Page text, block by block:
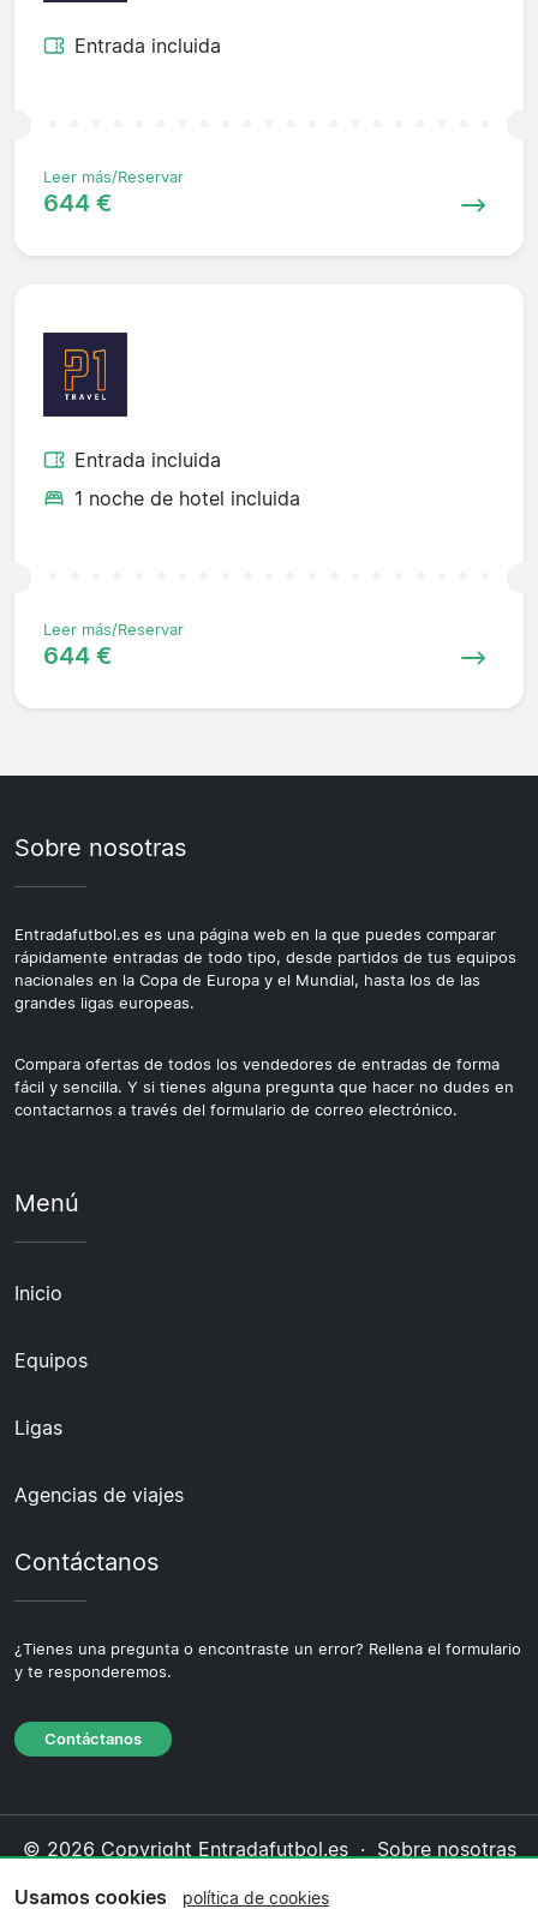
Entrada incluida
Leer más/Reservar
644 €
Entrada incluida
1 noche de hotel incluida
Leer más/Reservar
644 €
Sobre nosotras
Entradafutbol.es es una página web en la que puedes comparar
rápidamente entradas de todo tipo, desde partidos de tus equipos
nacionales en la Copa de Europa y el Mundial, hasta los de las
grandes ligas europeas.
Compara ofertas de todos los vendedores de entradas de forma
fácil y sencilla. Y si tienes alguna pregunta que hacer no dudes en
contactarnos a través del formulario de correo electrónico.
Menú
Inicio
Equipos
Ligas
Agencias de viajes
Contáctanos
¿Tienes una pregunta o encontraste un error? Rellena el formulario
y te responderemos.
Contáctanos
© 2026 Copyright Entradafutbol.es · Sobre nosotras
Usamos cookies política de cookies